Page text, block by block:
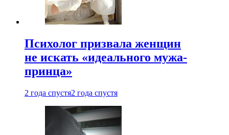
Психолог призвала женщин
не искать «идеального мужа-
принца»
2 года спустя2 года спустя